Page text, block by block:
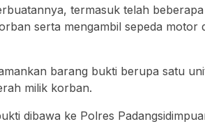
termasuk telah
serta mengambil sepeda motor
barang bukti berupa satu
milik korban.
dibawa ke Polres